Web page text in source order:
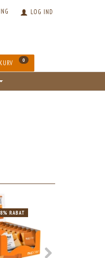
LOG IND
0
RABAT